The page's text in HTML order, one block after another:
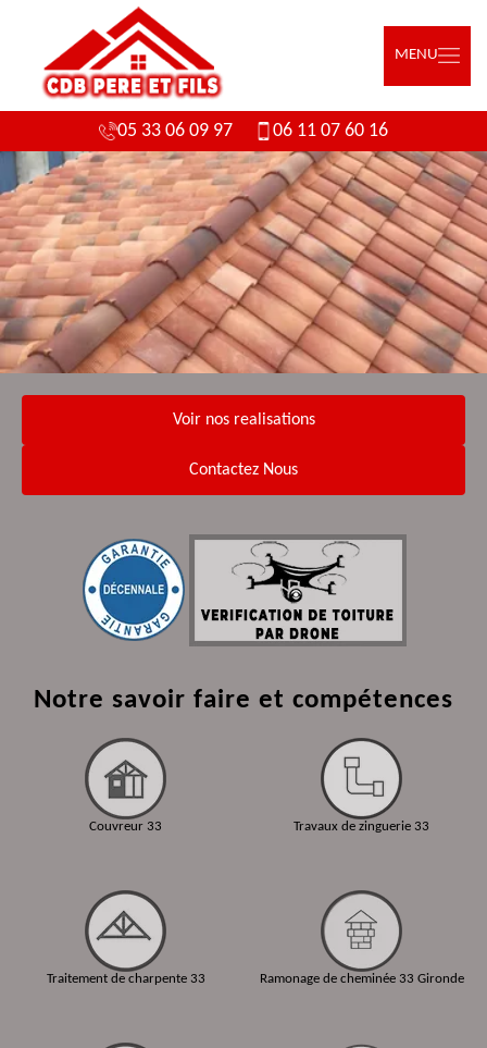
MENU
05 33 06 09 97 06 11 07 60 16
Voir nos realisations
Contactez Nous
Notre savoir faire et compétences
Couvreur 33
Traitement de charpente 33
Travaux de zinguerie 33
Ramonage de cheminée 33 Gironde